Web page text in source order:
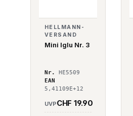
HELLMANN-
VERSAND
Mini Iglu Nr. 3
Nr.
HE5509
EAN
5,41109E+12
UVPCHF 19.90